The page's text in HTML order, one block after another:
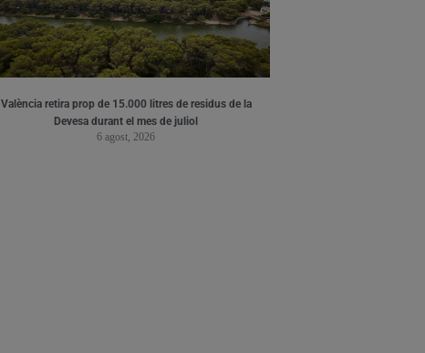
València retira prop de 15.000 litres de residus de la
Devesa durant el mes de juliol
6 agost, 2026